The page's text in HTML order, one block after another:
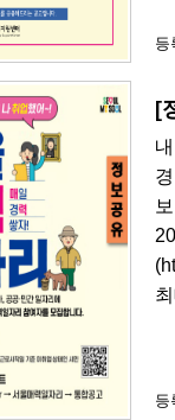
등
[
등